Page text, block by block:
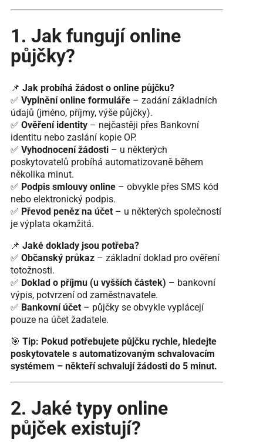
1. Jak fungují online
půjčky?
📌 Jak probíhá žádost o online půjčku?
✅ Vyplnění online formuláře– zadání základních
údajů (jméno, příjmy, výše půjčky).
✅ Ověření identity– nejčastěji přes Bankovní
identitu nebo zaslání kopie OP.
✅ Vyhodnocení žádosti– u některých
poskytovatelů probíhá automatizovaně během
několika minut.
✅ Podpis smlouvy online– obvykle přes SMS kód
nebo elektronický podpis.
✅ Převod peněz na účet– u některých společností
je výplata okamžitá.
📌 Jaké doklady jsou potřeba?
✅ Občanský průkaz– základní doklad pro ověření
totožnosti.
✅ Doklad o příjmu (u vyšších částek) – bankovní
výpis, potvrzení od zaměstnavatele.
✅ Bankovní účet– půjčky se obvykle vyplácejí
pouze na účet žadatele.
🎯 Tip: Pokud potřebujete půjčku rychle, hledejte
poskytovatele s automatizovaným schvalovacím
systémem – někteří schvalují žádosti do 5 minut.
2. Jaké typy online
půjček existují?